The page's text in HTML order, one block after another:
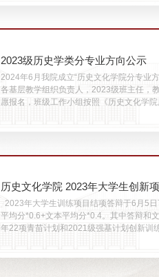
2023级历史学类分专业方向公示
2024年6月我院成立“历史文化学院分专业
各基层教学组织负责人，2023级班主任，
愿报名，班级工作小组按照《历史文化学
历史文化学院 2023年大学生创新
2023年大学生训练项目结项答辩于6月5
平均分*0.6+文本平均分*0.4。其中答辩和
年22项青苗计划和2021级强基计划创新训